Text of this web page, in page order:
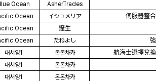
Ocean
AsherTrades
Ocean
イシュメリア 伺服器整
Ocean
遼生
Ocean
たねよし
대서양1
돈돈차카 航海士選擇兌
대서양1
돈돈차카
대서양1
돈돈차카